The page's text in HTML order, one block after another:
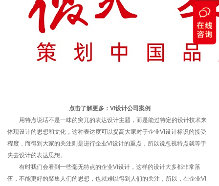
点击了解更多： VI设计公司案例
用特点说话不是一味的突兀的表达设计主题，而是能过特定的设计技术来
体现设计的思想和文化，这种表达度可以提高大家对于企业VI设计标识的接受
程度，而得到大家的关注则是进行企业VI设计的重点，所以说忽视特点就等于
失去设计的表达思想。
有时我们会看到一些毫无特点的企业VI设计，这样的设计大多都非常落
伍，不能更好的聚集人们的思想，也就难以得到人们的关注，所以，在企业VI